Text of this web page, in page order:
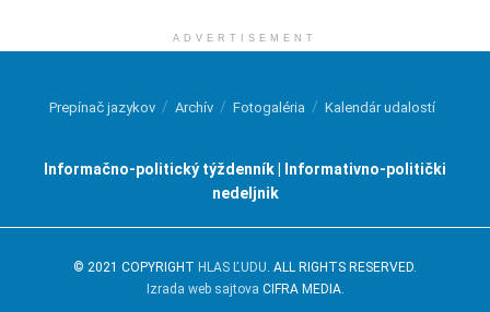
ADVERTISEMENT
Prepínač jazykov Archív Fotogaléria Kalendár udalostí
Informačno-politický týždenník | Informativno-politički
nedeljnik
© 2021 COPYRIGHT HLAS ĽUDU . ALL RIGHTS RESERVED.
Izrada web sajtova CIFRA MEDIA.